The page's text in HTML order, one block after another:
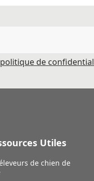
politique de
Utiles
de chien de